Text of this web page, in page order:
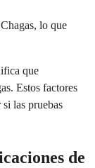
lo que
que
Estos factores
las pruebas
de